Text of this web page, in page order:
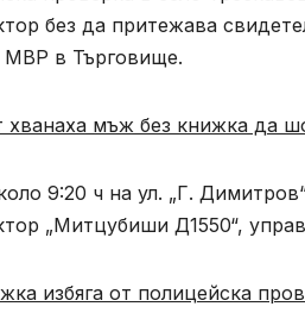
без да притежава
МВР в Търговище.
хванаха мъж без книжка да
9:20 ч на ул. „Г.
„Митцубиши Д1550“,
избяга от полицейска